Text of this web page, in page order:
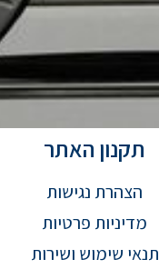
תקנון האתר
הצהרת נגישות
מדיניות פרטיות
תנאי שימוש ושירות